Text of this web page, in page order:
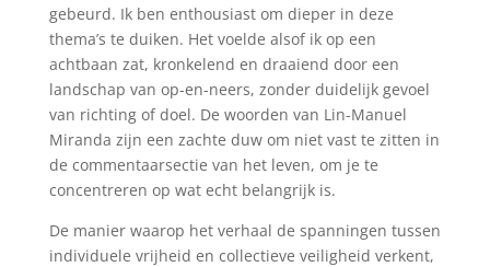
gebeurd. Ik ben enthousiast om dieper in deze
thema’s te duiken. Het voelde alsof ik op een
achtbaan zat, kronkelend en draaiend door een
landschap van op-en-neers, zonder duidelijk gevoel
van richting of doel. De woorden van Lin-Manuel
Miranda zijn een zachte duw om niet vast te zitten in
de commentaarsectie van het leven, om je te
concentreren op wat echt belangrijk is.
De manier waarop het verhaal de spanningen tussen
individuele vrijheid en collectieve veiligheid verkent,